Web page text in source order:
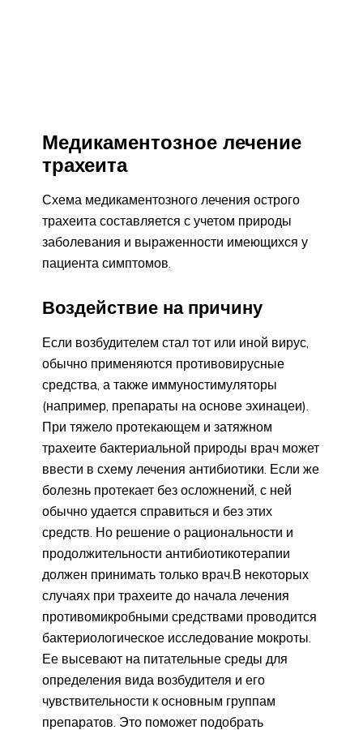
Медикаментозное лечение
трахеита
Схема медикаментозного лечения острого
трахеита составляется с учетом природы
заболевания и выраженности имеющихся у
пациента симптомов.
Воздействие на причину
Если возбудителем стал тот или иной вирус,
обычно применяются противовирусные
средства, а также иммуностимуляторы
(например, препараты на основе эхинацеи).
При тяжело протекающем и затяжном
трахеите бактериальной природы врач может
ввести в схему лечения антибиотики. Если же
болезнь протекает без осложнений, с ней
обычно удается справиться и без этих
средств. Но решение о рациональности и
продолжительности антибиотикотерапии
должен принимать только врач.В некоторых
случаях при трахеите до начала лечения
противомикробными средствами проводится
бактериологическое исследование мокроты.
Ее высевают на питательные среды для
определения вида возбудителя и его
чувствительности к основным группам
препаратов. Это поможет подобрать